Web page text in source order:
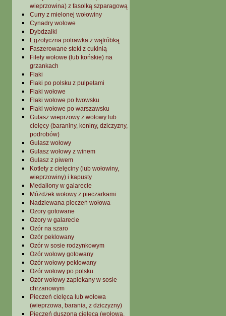
wieprzowina) z fasolką szparagową
Curry z mielonej wołowiny
Cynadry wołowe
Dybdzalki
Egzotyczna potrawka z wątróbką
Faszerowane steki z cukinią
Filety wołowe (lub końskie) na
grzankach
Flaki
Flaki po polsku z pulpetami
Flaki wołowe
Flaki wołowe po lwowsku
Flaki wołowe po warszawsku
Gulasz wieprzowy z wołowy lub
cielęcy (baraniny, koniny, dziczyzny,
podrobów)
Gulasz wołowy
Gulasz wołowy z winem
Gulasz z piwem
Kotlety z cielęciny (lub wołowiny,
wieprzowiny) i kapusty
Medaliony w galarecie
Móżdżek wołowy z pieczarkami
Nadziewana pieczeń wołowa
Ozory gotowane
Ozory w galarecie
Ozór na szaro
Ozór peklowany
Ozór w sosie rodzynkowym
Ozór wołowy gotowany
Ozór wołowy peklowany
Ozór wołowy po polsku
Ozór wołowy zapiekany w sosie
chrzanowym
Pieczeń cielęca lub wołowa
(wieprzowa, barania, z dziczyzny)
Pieczeń duszona cielęca (wołowa,